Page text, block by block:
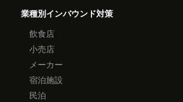
業種別インバウンド対策
飲食店
小売店
メーカー
宿泊施設
民泊